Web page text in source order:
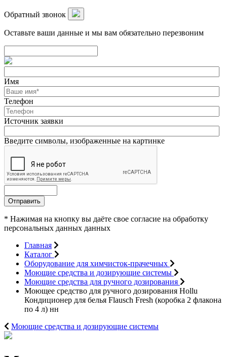
Обратный звонок
Оставьте ваши данные и мы вам обязательно перезвоним
Имя
Телефон
Источник заявки
Введите символы, изображенные на картинке
Отправить
* Нажимая на кнопку вы даёте свое согласие на обработку
персональных данных данных
Главная
Каталог
Оборудование для химчисток-прачечных
Моющие средства и дозирующие системы
Моющие средства для ручного дозирования
Моющее средство для ручного дозирования Hollu
Кондиционер для белья Flausch Fresh (коробка 2 флакона
по 4 л) нн
Моющие средства и дозирующие системы